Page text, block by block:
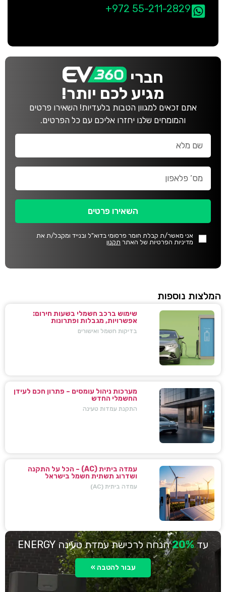
+972 55-211-2829
חברי
מגיע לכם יותר!
אתם זכאים למגוון הטבות בלעדיות! השאירו פרטים
והמומחים שלנו יחזרו אליכם עם כל הפרטים.
אני מאשר/ת קבלת חומר פרסומי בדוא"ל ובנייד ומקבל/ת את
מדיניות הפרטיות של האתר תקנון
השאירו פרטים
המלצות נוספות
שימוש ברכב חשמלי בשעות חירום:
אפשרויות, מגבלות ופתרונות
בדיקות חשמל ואישורים
מערכות ניהול עומסים – פתרון חכם לעידן
החשמלי החדש
התקנת עמדות טעינה
עמדה ביתית (AC) – הכל על התקנה
ושדרוג תשתית חשמל בישראל
עמדה ביתית (AC)
עד20%הנחה לרכישת עמדת טעינה ENERGY
עבור להטבה »